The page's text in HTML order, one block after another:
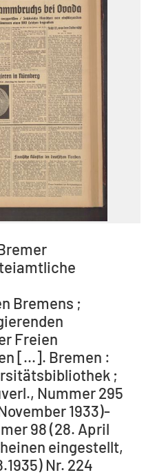
Bremens ;
Freien
[...]. Bremen :
;
Nummer 295
1933)-
98 (28. April
eingestellt,
Nr. 224